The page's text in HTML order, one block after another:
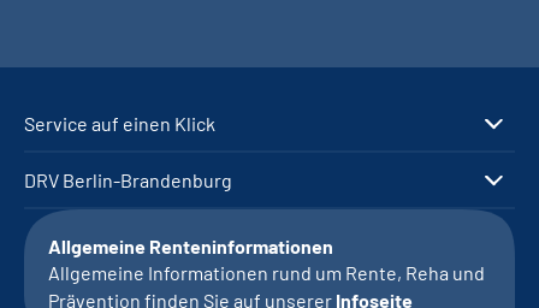
Service auf einen Klick
DRV Berlin-Brandenburg
Allgemeine Renteninformationen
Allgemeine Informationen rund um Rente, Reha und
Prävention finden Sie auf unserer Infoseite